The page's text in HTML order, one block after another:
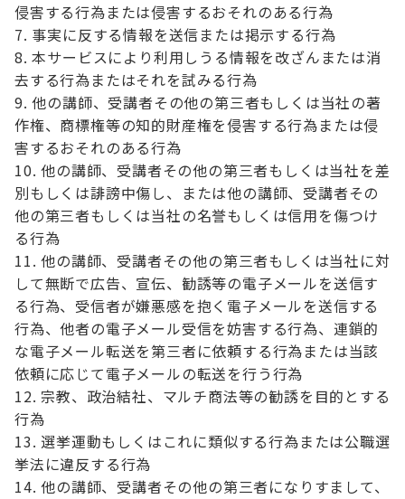
侵害する行為または侵害するおそれのある行為
事実に反する情報を送信または掲示する行為
本サービスにより利用しうる情報を改ざんまたは消
去する行為またはそれを試みる行為
他の講師、受講者その他の第三者もしくは当社の著
作権、商標権等の知的財産権を侵害する行為または侵
害するおそれのある行為
他の講師、受講者その他の第三者もしくは当社を差
別もしくは誹謗中傷し、または他の講師、受講者その
他の第三者もしくは当社の名誉もしくは信用を傷つけ
る行為
他の講師、受講者その他の第三者もしくは当社に対
して無断で広告、宣伝、勧誘等の電子メールを送信す
る行為、受信者が嫌悪感を抱く電子メールを送信する
行為、他者の電子メール受信を妨害する行為、連鎖的
な電子メール転送を第三者に依頼する行為または当該
依頼に応じて電子メールの転送を行う行為
宗教、政治結社、マルチ商法等の勧誘を目的とする
行為
選挙運動もしくはこれに類似する行為または公職選
挙法に違反する行為
他の講師、受講者その他の第三者になりすまして、